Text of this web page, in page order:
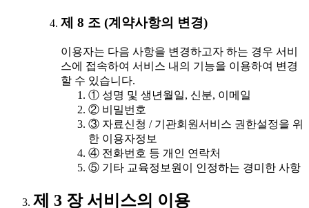
제 8 조 (계약사항의 변경)
이용자는 다음 사항을 변경하고자 하는 경우 서비
스에 접속하여 서비스 내의 기능을 이용하여 변경
할 수 있습니다.
① 성명 및 생년월일, 신분, 이메일
② 비밀번호
③ 자료신청 / 기관회원서비스 권한설정을 위
한 이용자정보
④ 전화번호 등 개인 연락처
⑤ 기타 교육정보원이 인정하는 경미한 사항
제 3 장 서비스의 이용